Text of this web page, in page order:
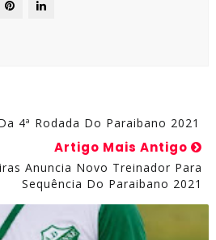
4ª Rodada Do Paraibano 2021
Artigo Mais Antigo
Anuncia Novo Treinador Para
Sequência Do Paraibano 2021